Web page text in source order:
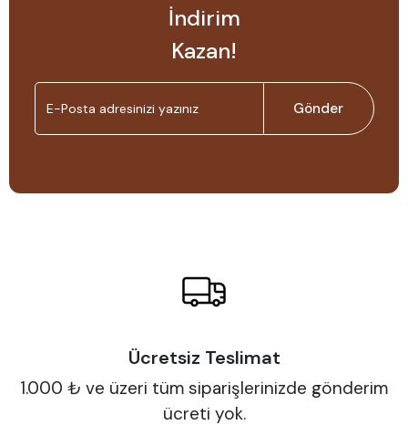
İndirim
Kazan!
Gönder
Ücretsiz Teslimat
1.000 ₺ ve üzeri tüm siparişlerinizde gönderim
ücreti yok.